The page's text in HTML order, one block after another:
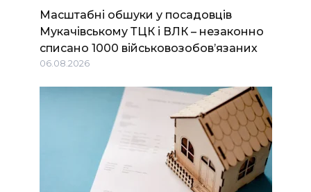
Масштабні обшуки у посадовців
Мукачівському ТЦК і ВЛК – незаконно
списано 1000 військовозобов’язаних
06.08.2026